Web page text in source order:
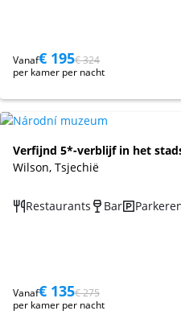
Vanaf€ 195€ 324
per kamer per nacht
Verfijnd 5*-verblijf in het
Wilson, Tsjechië
Restaurants Bar
Vanaf€ 135€ 275
per kamer per nacht